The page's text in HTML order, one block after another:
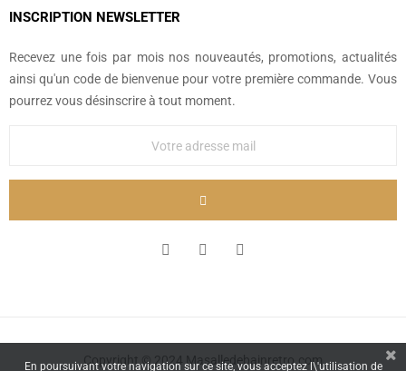
INSCRIPTION NEWSLETTER
Recevez une fois par mois nos nouveautés, promotions, actualités
ainsi qu'un code de bienvenue pour votre première commande. Vous
pourrez vous désinscrire à tout moment.
Copyright © 2024 Masalledebainretro.com
En poursuivant votre navigation sur ce site, vous acceptez l\'utilisation de